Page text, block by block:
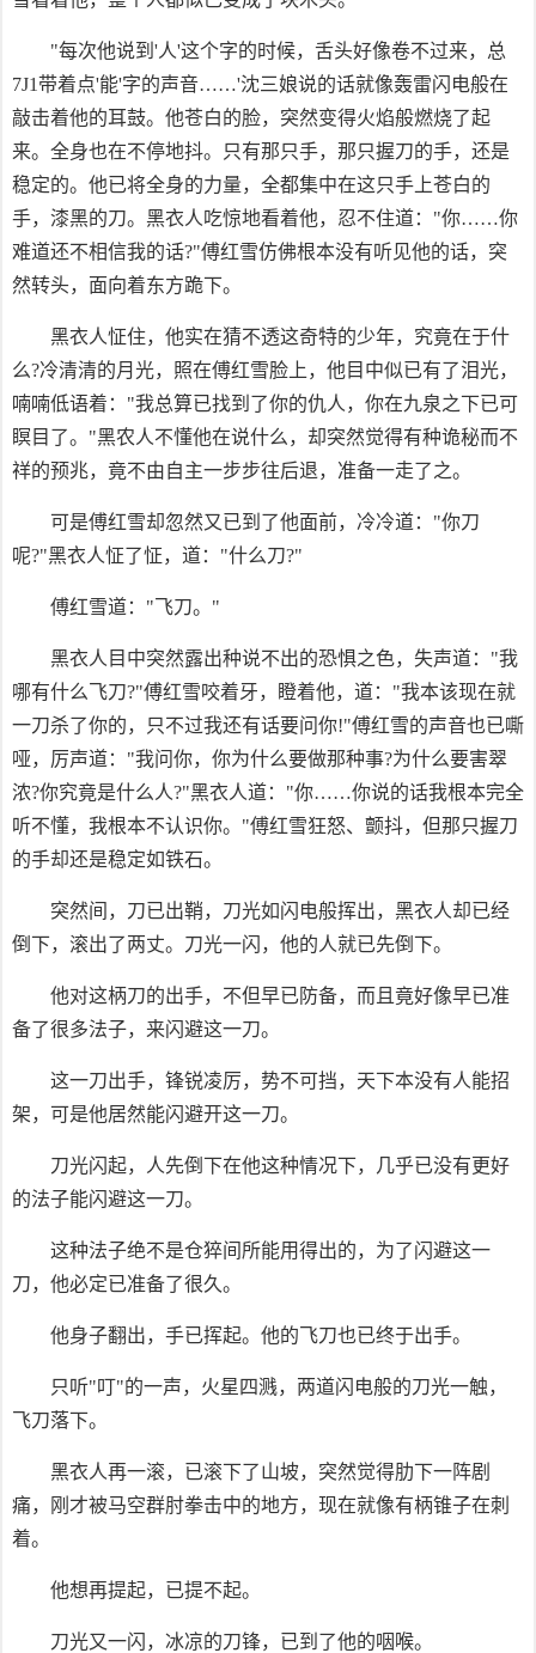
"每次他说到'人'这个字的时候，舌头好像卷不过来，总
7J1带着点'能'字的声音……'沈三娘说的话就像轰雷闪电般在
敲击着他的耳鼓。他苍白的脸，突然变得火焰般燃烧了起
来。全身也在不停地抖。只有那只手，那只握刀的手，还是
稳定的。他已将全身的力量，全都集中在这只手上苍白的
手，漆黑的刀。黑衣人吃惊地看着他，忍不住道："你……你
难道还不相信我的话?"傅红雪仿佛根本没有听见他的话，突
然转头，面向着东方跪下。
黑衣人怔住，他实在猜不透这奇特的少年，究竟在于什
么?冷清清的月光，照在傅红雪脸上，他目中似已有了泪光，
喃喃低语着："我总算已找到了你的仇人，你在九泉之下已可
瞑目了。"黑农人不懂他在说什么，却突然觉得有种诡秘而不
祥的预兆，竟不由自主一步步往后退，准备一走了之。
可是傅红雪却忽然又已到了他面前，冷冷道："你刀
呢?"黑衣人怔了怔，道："什么刀?"
傅红雪道："飞刀。"
黑衣人目中突然露出种说不出的恐惧之色，失声道："我
哪有什么飞刀?"傅红雪咬着牙，瞪着他，道："我本该现在就
一刀杀了你的，只不过我还有话要问你!"傅红雪的声音也已嘶
哑，厉声道："我问你，你为什么要做那种事?为什么要害翠
浓?你究竟是什么人?"黑衣人道："你……你说的话我根本完全
听不懂，我根本不认识你。"傅红雪狂怒、颤抖，但那只握刀
的手却还是稳定如铁石。
突然间，刀已出鞘，刀光如闪电般挥出，黑衣人却已经
倒下，滚出了两丈。刀光一闪，他的人就已先倒下。
他对这柄刀的出手，不但早已防备，而且竟好像早已准
备了很多法子，来闪避这一刀。
这一刀出手，锋锐凌厉，势不可挡，天下本没有人能招
架，可是他居然能闪避开这一刀。
刀光闪起，人先倒下在他这种情况下，几乎已没有更好
的法子能闪避这一刀。
这种法子绝不是仓猝间所能用得出的，为了闪避这一
刀，他必定已准备了很久。
他身子翻出，手已挥起。他的飞刀也已终于出手。
只听"叮"的一声，火星四溅，两道闪电般的刀光一触，
飞刀落下。
黑衣人再一滚，已滚下了山坡，突然觉得肋下一阵剧
痛，刚才被马空群肘拳击中的地方，现在就像有柄锥子在刺
着。
他想再提起，已提不起。
刀光又一闪，冰凉的刀锋，已到了他的咽喉。